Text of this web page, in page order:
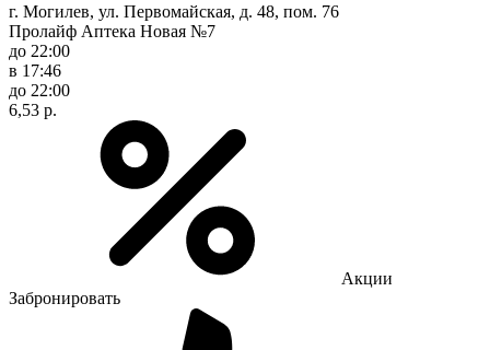
г. Могилев, ул. Первомайская, д. 48, пом. 76
Пролайф Аптека Новая №7
до 22:00
в 17:46
до 22:00
6,53 р.
Акции
Забронировать